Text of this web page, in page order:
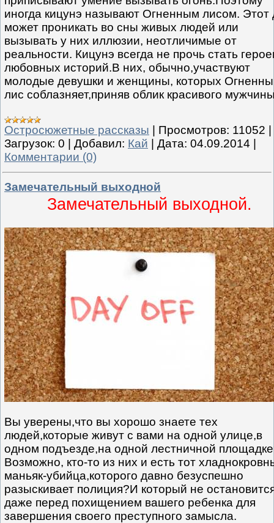
иногда кицунэ называют Огненным лисом. Этот
может проникать во сны живых людей или
вызывать у них иллюзии, неотличимые от
реальности. Кицунэ всегда не прочь стать
любовных историй.В них, обычно,участвуют
молодые девушки и женщины, которых
лис соблазняет,приняв облик красивого
Остросюжетные рассказы Просмотров: 11052
Загрузок: 0 Добавил: Кай Дата: 04.09.2014
Комментарии (0)
Замечательный выходной
Замечательный выходной.
Вы уверены,что вы хорошо знаете тех
людей,которые живут с вами на одной улице,в
одном подъезде,на одной лестничной
Возможно, кто-то из них и есть тот
маньяк-убийца,которого давно безуспешно
разыскивает полиция?И который не
даже перед похищением вашего ребенка для
завершения своего преступного замысла.